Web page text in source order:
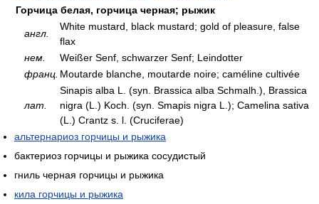
Горчица белая, горчица черная; рыжик
англ.
White mustard, black mustard; gold of pleasure, false
flax
нем.
Weißer Senf, schwarzer Senf; Leindotter
франц. Moutarde blanche, moutarde noire; caméline cultivée
лат.
Sinapis alba L. (syn. Brassica alba Schmalh.), Brassica
nigra (L.) Koch. (syn. Smapis nigra L.); Camelina sativa
(L.) Crantz s. l. (Cruciferae)
альтернариоз горчицы и рыжика
бактериоз горчицы и рыжика сосудистый
гниль черная горчицы и рыжика
кила горчицы и рыжика